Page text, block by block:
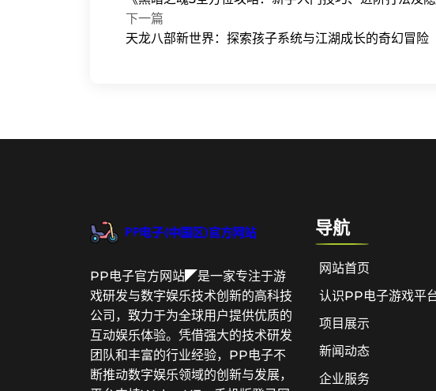
下一篇
天龙八部新世界：探索孩子系统与江湖成长的奇幻冒险
PP电子官方网站◤是一家专注于游
戏研发与数字娱乐技术创新的高科技
公司，致力于为全球用户提供优质的
互动娱乐体验。凭借强大的技术研发
团队和丰富的行业经验，PP电子不
断推动数字娱乐领域的创新与发展，
导航
网站首页
认识PP电子游戏平
项目展示
新闻动态
企业服务